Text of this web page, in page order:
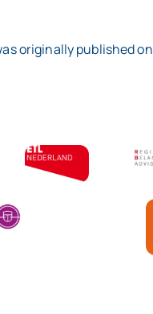
originally published on